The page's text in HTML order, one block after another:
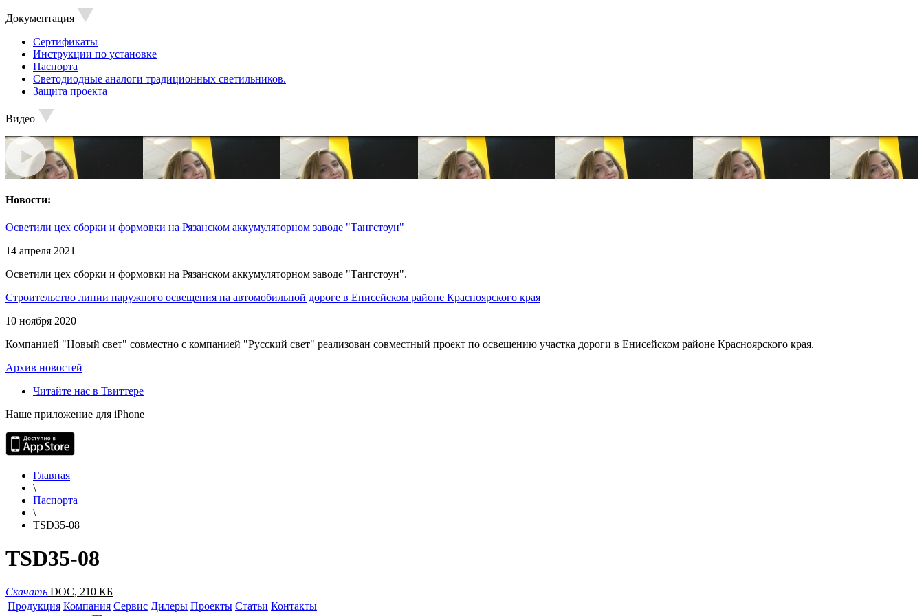
Документация
Сертификаты
Инструкции по установке
Паспорта
Светодиодные аналоги традиционных светильников.
Защита проекта
Видео
Новости:
Осветили цех сборки и формовки на Рязанском аккумуляторном заводе "Тангстоун"
14 апреля 2021
Осветили цех сборки и формовки на Рязанском аккумуляторном заводе "Тангстоун".
Строительство линии наружного освещения на автомобильной дороге в Енисейском районе Красноярского края
10 ноября 2020
Компанией "Новый свет" совместно с компанией "Русский свет" реализован совместный проект по освещению участка дороги в Енисейском районе Красноярского края.
Архив новостей
Читайте нас в Твиттере
Наше приложение для iPhone
Главная
\
Паспорта
\
TSD35-08
TSD35-08
Скачать DOC, 210 КБ
Продукция Компания Сервис Дилеры Проекты Статьи Контакты